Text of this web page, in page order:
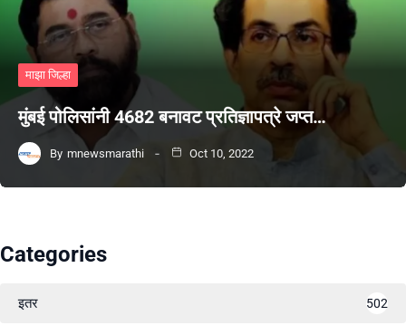
माझा जिल्हा
मुंबई पोलिसांनी 4682 बनावट प्रतिज्ञापत्रे जप्त…
By mnewsmarathi Oct 10, 2022
Categories
इतर 502